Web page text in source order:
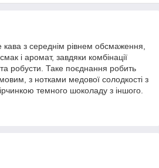
кава з середнім рівнем обсмаження,
і аромат, завдяки комбінації
та робусти. Таке поєднання робить
з нотками медової солодкості з
темного шоколаду з іншого.